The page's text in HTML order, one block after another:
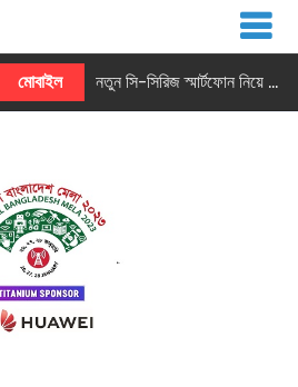
মোবাইল নতুন সি-সিরিজ স্মার্টফোন নিয়ে আসছে রিয়েলমি